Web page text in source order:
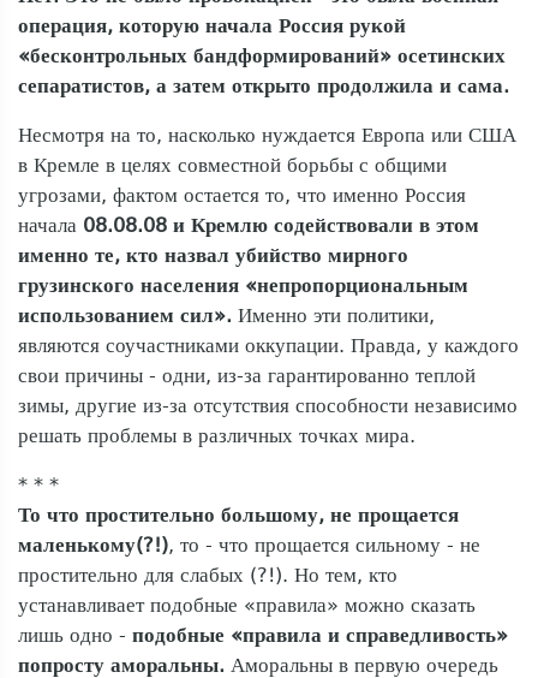
операция, которую начала Россия рукой
«бесконтрольных бандформирований» осетинских
сепаратистов, а затем открыто продолжила и сама.
Несмотря на то, насколько нуждается Европа или США
в Кремле в целях совместной борьбы с общими
угрозами, фактом остается то, что именно Россия
начала 08.08.08 и Кремлю содействовали в этом
именно те, кто назвал убийство мирного
грузинского населения «непропорциональным
использованием сил». Именно эти политики,
являются соучастниками оккупации. Правда, у каждого
свои причины - одни, из-за гарантированно теплой
зимы, другие из-за отсутствия способности независимо
решать проблемы в различных точках мира.
* * *
То что простительно большому, не прощается
маленькому(?!), то - что прощается сильному - не
простительно для слабых (?!). Но тем, кто
устанавливает подобные «правила» можно сказать
лишь одно - подобные «правила и справедливость»
попросту аморальны. Аморальны в первую очередь